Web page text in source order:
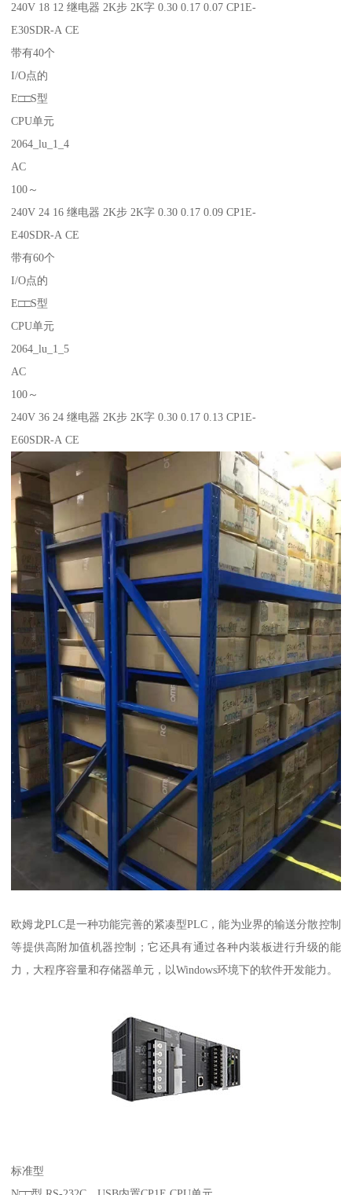
240V 18 12 继电器 2K步 2K字 0.30 0.17 0.07 CP1E-
E30SDR-A CE
带有40个
I/O点的
E□□S型
CPU单元
2064_lu_1_4
AC
100～
240V 24 16 继电器 2K步 2K字 0.30 0.17 0.09 CP1E-
E40SDR-A CE
带有60个
I/O点的
E□□S型
CPU单元
2064_lu_1_5
AC
100～
240V 36 24 继电器 2K步 2K字 0.30 0.17 0.13 CP1E-
E60SDR-A CE
欧姆龙PLC是一种功能完善的紧凑型PLC，能为业界的输送分散控制
等提供高附加值机器控制；它还具有通过各种内装板进行升级的能
力，大程序容量和存储器单元，以Windows环境下的软件开发能力。
标准型